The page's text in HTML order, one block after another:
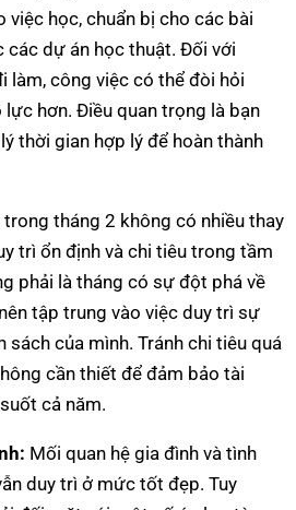
việc học, chuẩn bị cho các bài
các dự án học thuật. Đối với
làm, công việc có thể đòi hỏi
lực hơn. Điều quan trọng là bạn
thời gian hợp lý để hoàn thành
trong tháng 2 không có nhiều thay
trì ổn định và chi tiêu trong tầm
phải là tháng có sự đột phá về
tập trung vào việc duy trì sự
sách của mình. Tránh chi tiêu quá
cần thiết để đảm bảo tài
cả năm.
Mối quan hệ gia đình và tình
duy trì ở mức tốt đẹp. Tuy